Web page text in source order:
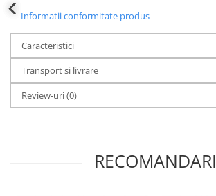
Informatii conformitate produs
Caracteristici
Transport si livrare
Review-uri(0)
RECOMANDARI